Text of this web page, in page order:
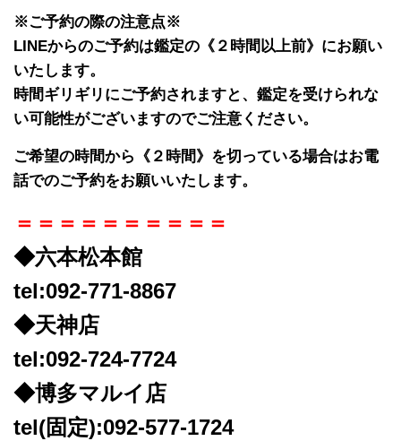
※ご予約の際の注意点※
LINEからのご予約は鑑定の《２時間以上前》にお願い
いたします。
時間ギリギリにご予約されますと、鑑定を受けられな
い可能性がございますのでご注意ください。
ご希望の時間から《２時間》を切っている場合はお電
話でのご予約をお願いいたします。
＝＝＝＝＝＝＝＝＝＝
◆六本松本館
tel:092-771-8867
◆天神店
tel:092-724-7724
◆博多マルイ店
tel(固定):092-577-1724